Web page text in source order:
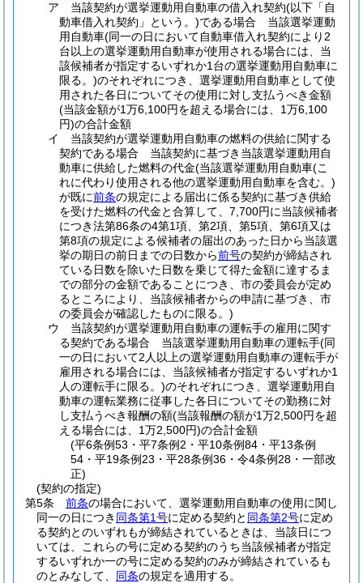
ア
当該契約が選挙運動用自動車の借入れ契約(以下「自
動車借入れ契約」という。)である場合 当該選挙運動
用自動車(同一の日において自動車借入れ契約により2
台以上の選挙運動用自動車が使用される場合には、当
該候補者が指定するいずれか1台の選挙運動用自動車に
限る。)のそれぞれにつき、選挙運動用自動車として使
用された各日についてその使用に対し支払うべき金額
(当該金額が1万6,100円を超える場合には、1万6,100
円)の合計金額
イ
当該契約が選挙運動用自動車の燃料の供給に関する
契約である場合 当該契約に基づき当該選挙運動用自
動車に供給した燃料の代金(当該選挙運動用自動車(こ
れに代わり使用される他の選挙運動用自動車を含む。)
が既に前条の規定による届出に係る契約に基づき供給
を受けた燃料の代金と合算して、7,700円に当該候補者
につき法第86条の4第1項、第2項、第5項、第6項又は
第8項の規定による候補者の届出のあった日から当該選
挙の期日の前日までの日数から前号の契約が締結され
ている日数を除いた日数を乗じて得た金額に達するま
での部分の金額であることにつき、市の委員会が定め
るところにより、当該候補者からの申請に基づき、市
の委員会が確認したものに限る。)
ウ
当該契約が選挙運動用自動車の運転手の雇用に関す
る契約である場合 当該選挙運動用自動車の運転手(同
一の日において2人以上の選挙運動用自動車の運転手が
雇用される場合には、当該候補者が指定するいずれか1
人の運転手に限る。)のそれぞれにつき、選挙運動用自
動車の運転業務に従事した各日についてその勤務に対
し支払うべき報酬の額(当該報酬の額が1万2,500円を超
える場合には、1万2,500円)の合計金額
(平6条例53・平7条例2・平10条例84・平13条例
54・平19条例23・平28条例36・令4条例28・一部改
正)
(契約の指定)
第5条
前条の場合において、選挙運動用自動車の使用に関し
同一の日につき 同条第1号に定める契約と 同条第2号に定め
る契約とのいずれもが締結されているときは、当該日につ
いては、これらの号に定める契約のうち当該候補者が指定
するいずれか一の号に定める契約のみが締結されているも
のとみなして、 同条の規定を適用する。